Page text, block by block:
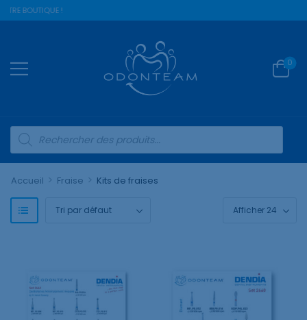
BOUTIQUE !
0
Accueil > Fraise > Kits de fraises